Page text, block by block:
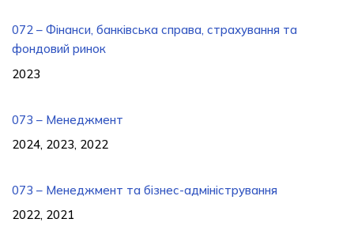
072 – Фінанси, банківська справа, страхування та
фондовий ринок
2023
073 – Менеджмент
2024, 2023, 2022
073 – Менеджмент та бізнес-адміністрування
2022, 2021